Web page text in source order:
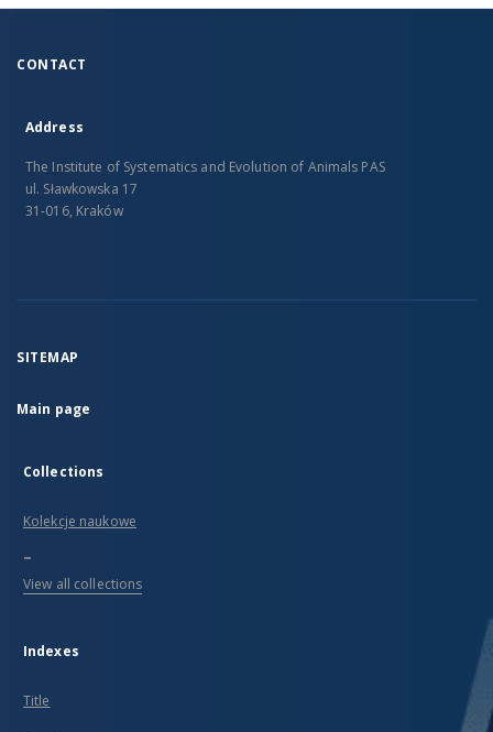
CONTACT
Address
The Institute of Systematics and Evolution of Animals PAS
ul. Sławkowska 17
31-016, Kraków
SITEMAP
Main page
Collections
Kolekcje naukowe
...
View all collections
Indexes
Title